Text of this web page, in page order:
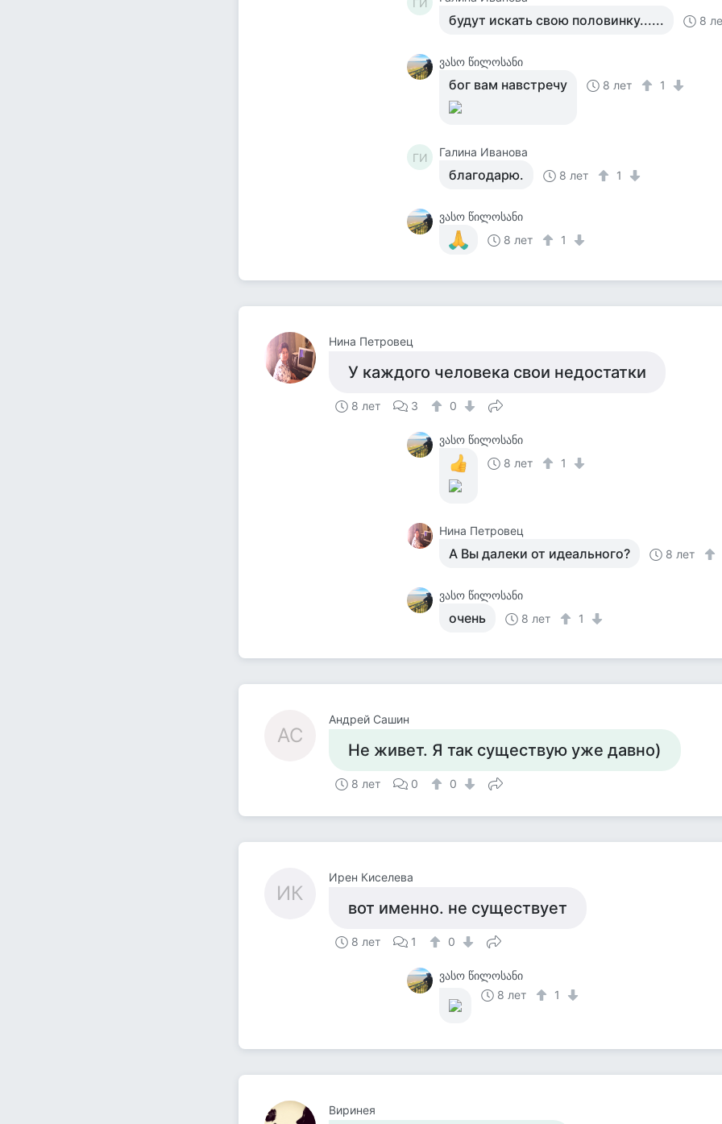
ГИ
будут искать свою половинку...... 8
ვასო წილოსანი
бог вам навстречу 8 лет 1
ГИ Галина Иванова
благодарю. 8 лет 1
ვასო წილოსანი
8 лет
1
Нина Петровец
У каждого человека свои недостатки
8 лет 3 0
ვასო წილოსანი
8 лет
1
Нина Петровец
А Вы далеки от идеального? 8 лет
ვასო წილოსანი
очень 8 лет 1
АС
Андрей Сашин
Не живет. Я так существую уже давно)
8 лет 0 0
ИК
Ирен Киселева
вот именно. не существует
8 лет 1 0
ვასო წილოსანი
8 лет
1
Виринея